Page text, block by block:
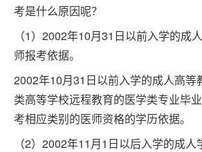
考是什么原因呢？
（1）2002年10月31日以前入学的成
师报考依据。
2002年10月31日以前入学的成人高等
类高等学校远程教育的医学类专业毕
考相应类别的医师资格的学历依据。
（2）2002年11月1日以后入学的成